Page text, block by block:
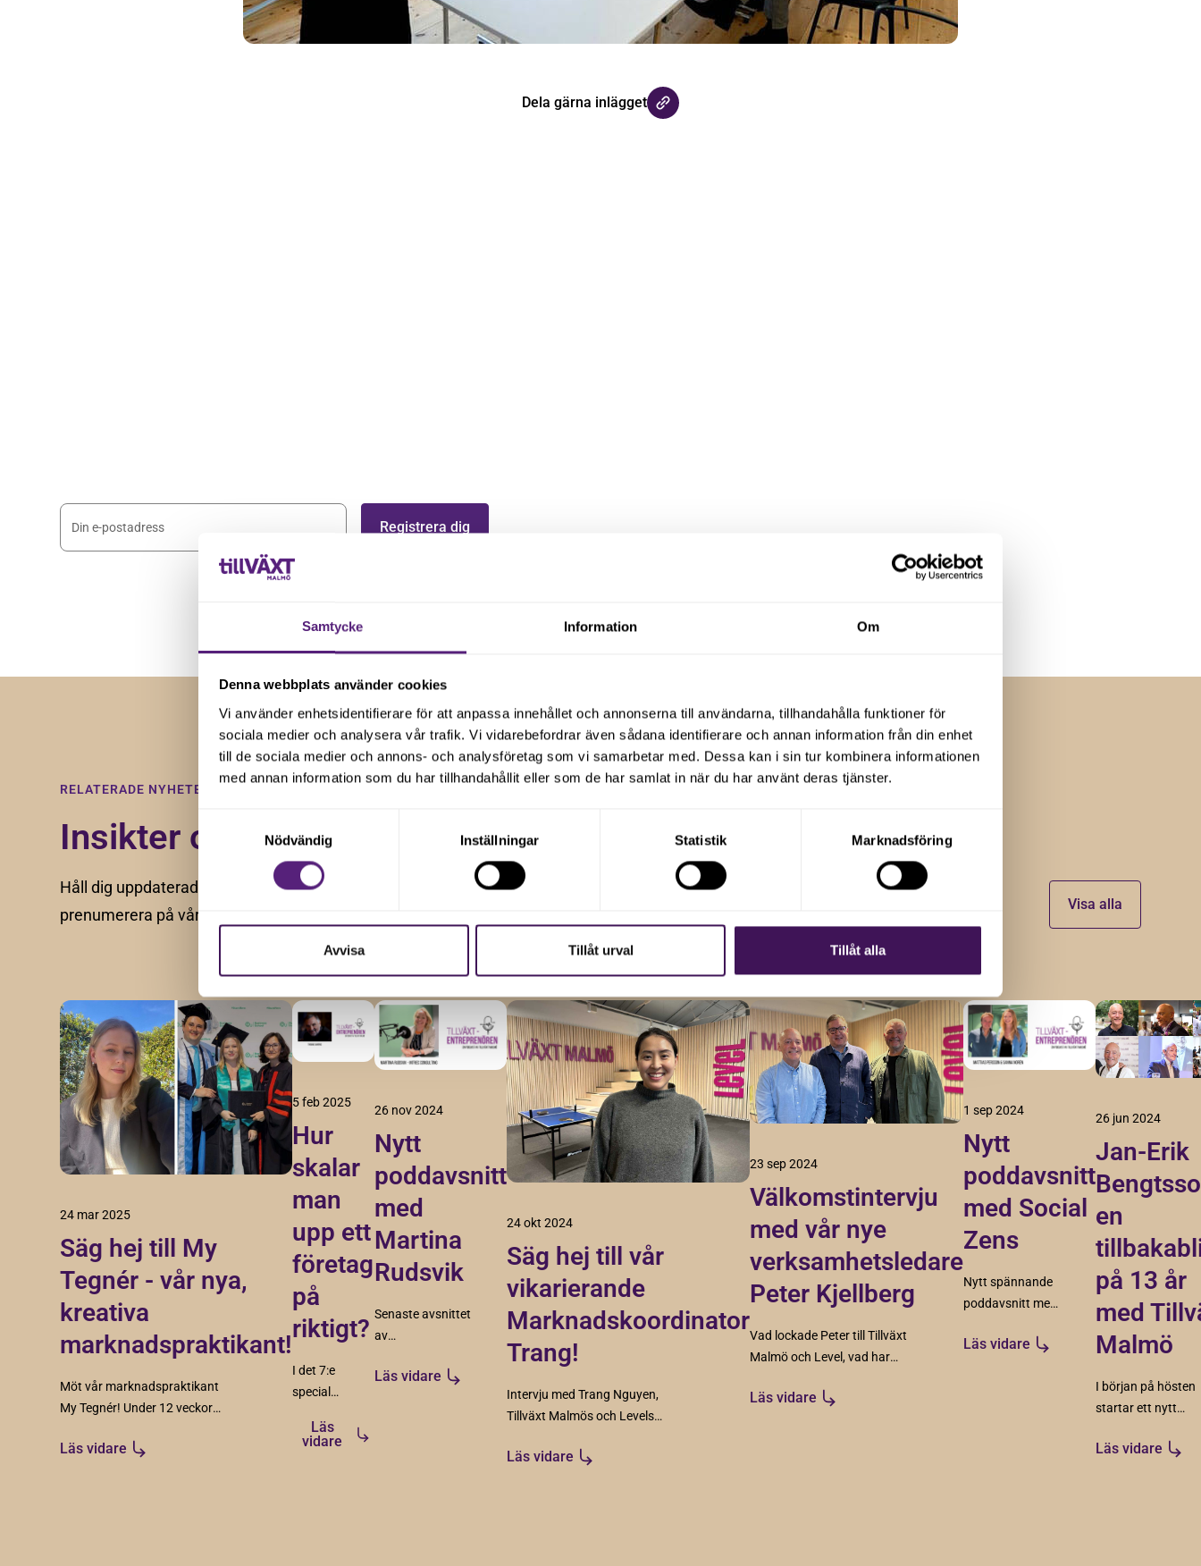
Samtycke Information Om
Denna webbplats använder cookies
Vi använder enhetsidentifierare för att anpassa innehållet och annonserna till användarna, tillhandahålla funktioner för
sociala medier och analysera vår trafik. Vi vidarebefordrar även sådana identifierare och annan information från din enhet
till de sociala medier och annons- och analysföretag som vi samarbetar med. Dessa kan i sin tur kombinera informationen
med annan information som du har tillhandahållit eller som de har samlat in när du har använt deras tjänster.
Nödvändig
Inställningar Statistik Marknadsföring
Avvisa Tillåt urval Tillåt alla
Dela gärna inlägget
Genom att registera dig godkänner du våravillkor
RELATERADE NYHETER
Insikter och tips för företagstillväxt
Håll dig uppdaterad med våra senaste nyheter, artiklar och uppdateringar genom att
prenumerera på vårt nyhetsbrev.
Visa alla
24 mar 2025
Säg hej till My
Tegnér - vår nya,
kreativa
marknadspraktikant!
Möt vår marknadspraktikant
My Tegnér! Under 12 veckor
hon sin Lärande i Arbete som
Läs vidare
5 feb 2025
Hur
skalar
man
upp ett
företag
på
riktigt?
I det 7:e
special
gästar
Läs
vidare
26 nov 2024
Nytt
poddavsnitt
med
Martina
Rudsvik
Senaste avsnittet
av
ute nu - gäst
Läs vidare
24 okt 2024
Säg hej till vår
vikarierande
Marknadskoordinator
Trang!
Intervju med Trang Nguyen,
Tillväxt Malmös och Levels
marknadskoordinator som
Läs vidare
23 sep 2024
Välkomstintervju
med vår nye
verksamhetsledare
Peter Kjellberg
Vad lockade Peter till Tillväxt
Malmö och Level, vad har
vad motiverar honom i
Läs vidare
1 sep 2024
Nytt
poddavsnitt
med Social
Zens
Nytt spännande
poddavsnitt med
entreprenörerna
Läs vidare
26 jun 2024
Jan-Erik
en
på 13 år
med
Malmö
I början på hösten
startar ett nytt
verksamhetsledare
Läs vidare